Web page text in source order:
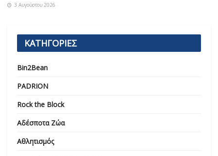
3 Αυγούστου 2026
ΚΑΤΗΓΟΡΙΕΣ
Bin2Bean
PADRION
Rock the Block
Αδέσποτα Ζώα
Αθλητισμός